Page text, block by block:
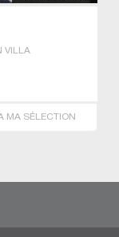
VILLA
MA SÉLECTION